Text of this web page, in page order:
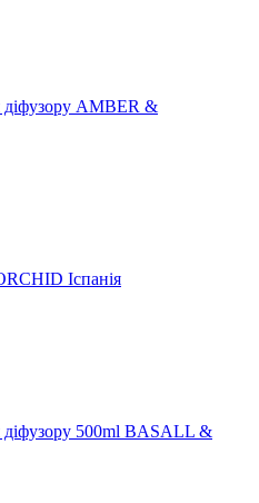
AMBER &
Іспанія
500ml BASALL &